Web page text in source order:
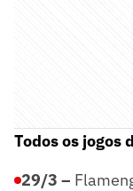
Todos os jogos
29/3 –